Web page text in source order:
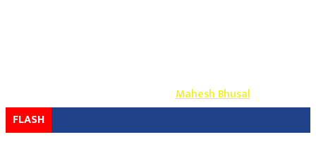
Design & Develop By-Mahesh Bhusal
FLASH